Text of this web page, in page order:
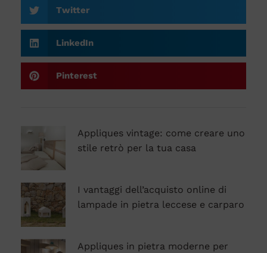
Twitter
LinkedIn
Pinterest
Appliques vintage: come creare uno
stile retrò per la tua casa
I vantaggi dell’acquisto online di
lampade in pietra leccese e carparo
Appliques in pietra moderne per